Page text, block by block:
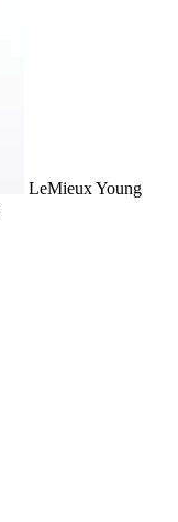
LeMieux Young